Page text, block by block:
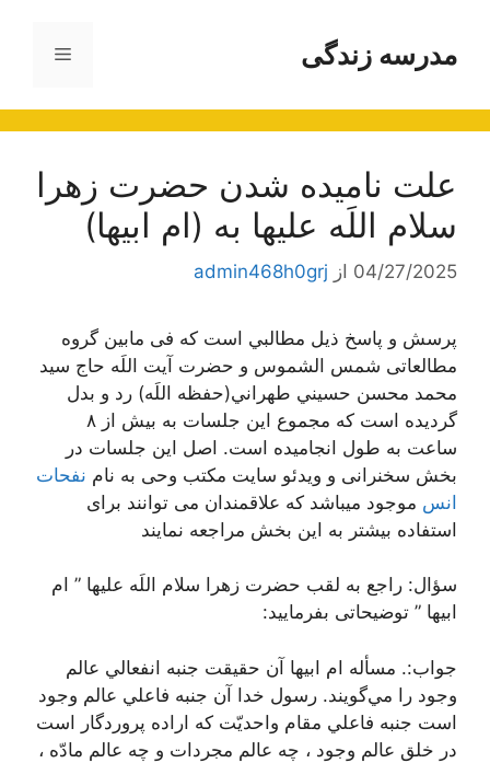
محتوامدرسه زندگی فهرست
علت نامیده شدن حضرت زهرا
سلام اللَه عليها به (ام ابیها)
04/27/2025 از admin468h0grj
پرسش و پاسخ ذیل مطالبي است که فی مابین گروه
مطالعاتی شمس الشموس و حضرت آیت اللَه حاج سید
محمد محسن حسيني طهراني(حفظه اللَه) رد و بدل
گردیده است که مجموع این جلسات به بیش از ٨
ساعت به طول انجامیده است. اصل این جلسات در
بخش سخنرانی و ویدئو سایت مکتب وحی به نام نفحات
انس موجود میباشد که علاقمندان می توانند برای
استفاده بیشتر به این بخش مراجعه نمایند
سؤال: راجع به لقب حضرت زهرا سلام اللَه علیها ” ام
ابيها ” توضيحاتی بفرمایید:
جواب:. مسأله ام ابيها آن حقيقت جنبه انفعالي عالم
وجود را مي‌گويند. رسول خدا آن جنبه فاعلي عالم وجود
است جنبه فاعلي مقام واحديّت كه اراده پروردگار است
در خلق عالم وجود ، چه عالم مجردات و چه عالم مادّه ،